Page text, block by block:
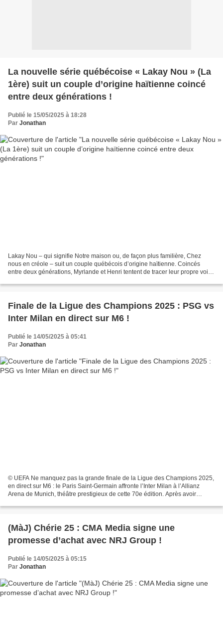
La nouvelle série québécoise « Lakay Nou » (La
1ère) suit un couple d’origine haïtienne coincé
entre deux générations !
Publié le 15/05/2025 à 18:28
Par Jonathan
Lakay Nou – qui signifie Notre maison ou, de façon plus familière, Chez
nous en créole – suit un couple québécois d’origine haïtienne. Coincés
entre deux générations, Myrlande et Henri tentent de tracer leur propre voie,
Finale de la Ligue des Champions 2025 : PSG vs
Inter Milan en direct sur M6 !
Publié le 14/05/2025 à 05:41
Par Jonathan
© UEFA Ne manquez pas la grande finale de la Ligue des Champions 2025,
en direct sur M6 : le Paris Saint-Germain affronte l’Inter Milan à l’Allianz
Arena de Munich, théâtre prestigieux de cette 70e édition. Après avoir
(MàJ) Chérie 25 : CMA Media signe une
promesse d’achat avec NRJ Group !
Publié le 14/05/2025 à 05:15
Par Jonathan